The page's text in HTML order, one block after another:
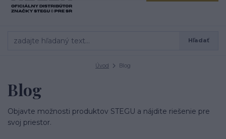
Hľadať
Úvod Blog
Blog
Objavte možnosti produktov STEGU a nájdite riešenie pre
svoj priestor.